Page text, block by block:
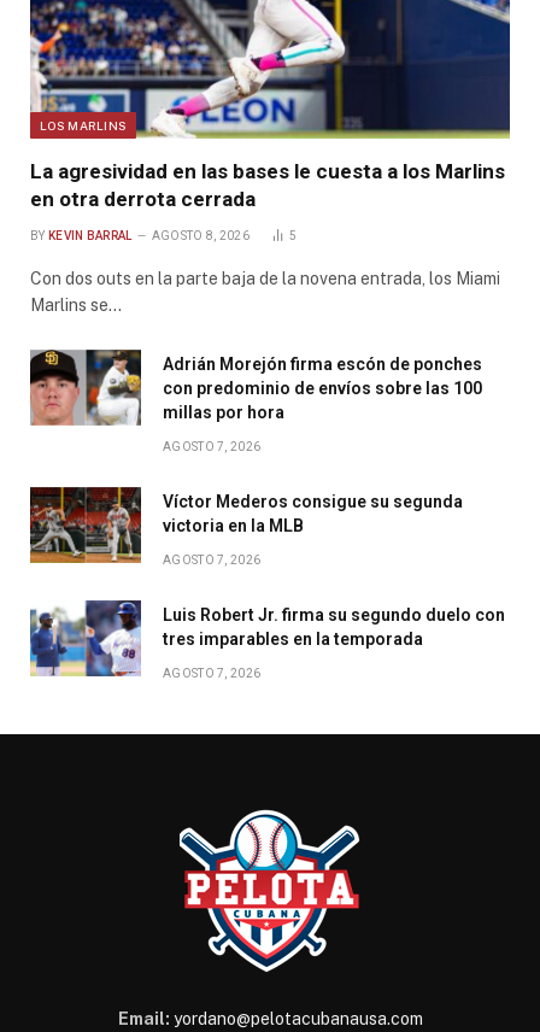
LOS MARLINS
La agresividad en las bases le cuesta a los Marlins
en otra derrota cerrada
BY KEVIN BARRAL AGOSTO 8, 2026 5
Con dos outs en la parte baja de la novena entrada, los Miami
Marlins se…
Adrián Morejón firma escón de ponches
con predominio de envíos sobre las 100
millas por hora
AGOSTO 7, 2026
Víctor Mederos consigue su segunda
victoria en la MLB
AGOSTO 7, 2026
Luis Robert Jr. firma su segundo duelo con
tres imparables en la temporada
AGOSTO 7, 2026
Email: yordano@pelotacubanausa.com